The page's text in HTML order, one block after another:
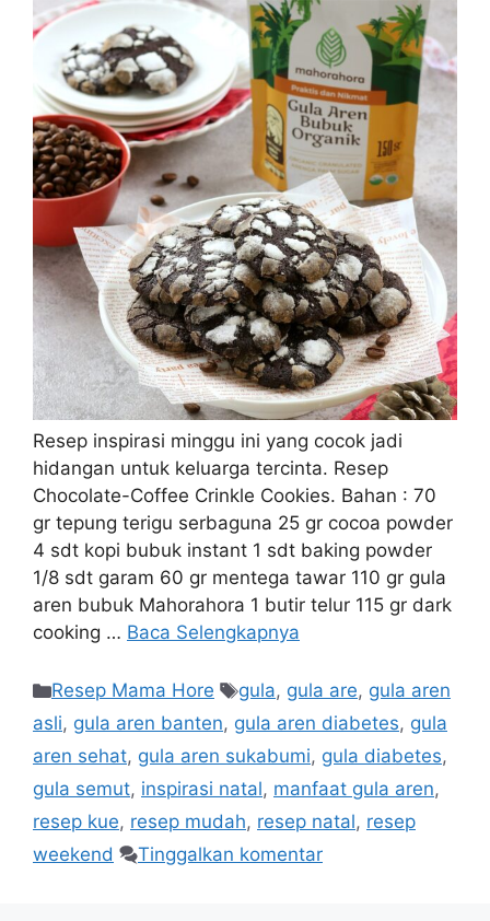
Resep inspirasi minggu ini yang cocok jadi
hidangan untuk keluarga tercinta. Resep
Chocolate-Coffee Crinkle Cookies. Bahan : 70
gr tepung terigu serbaguna 25 gr cocoa powder
4 sdt kopi bubuk instant 1 sdt baking powder
1/8 sdt garam 60 gr mentega tawar 110 gr gula
aren bubuk Mahorahora 1 butir telur 115 gr dark
cooking … Baca Selengkapnya
Resep Mama Hore gula, gula are, gula aren
asli, gula aren banten, gula aren diabetes, gula
aren sehat, gula aren sukabumi, gula diabetes,
gula semut, inspirasi natal, manfaat gula aren,
resep kue, resep mudah, resep natal, resep
weekend
Tinggalkan komentar